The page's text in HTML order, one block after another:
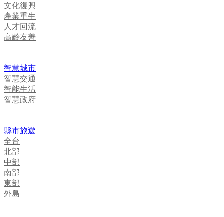
文化復興
產業重生
人才回流
高齡友善
智慧城市
智慧交通
智能生活
智慧政府
縣市旅遊
全台
北部
中部
南部
東部
外島